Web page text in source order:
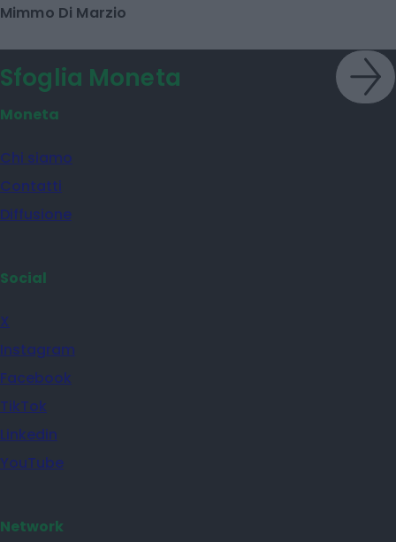
Mimmo Di Marzio
Sfoglia Moneta
Moneta
Chi siamo
Contatti
Diffusione
Social
X
Instagram
Facebook
TikTok
Linkedin
YouTube
Network